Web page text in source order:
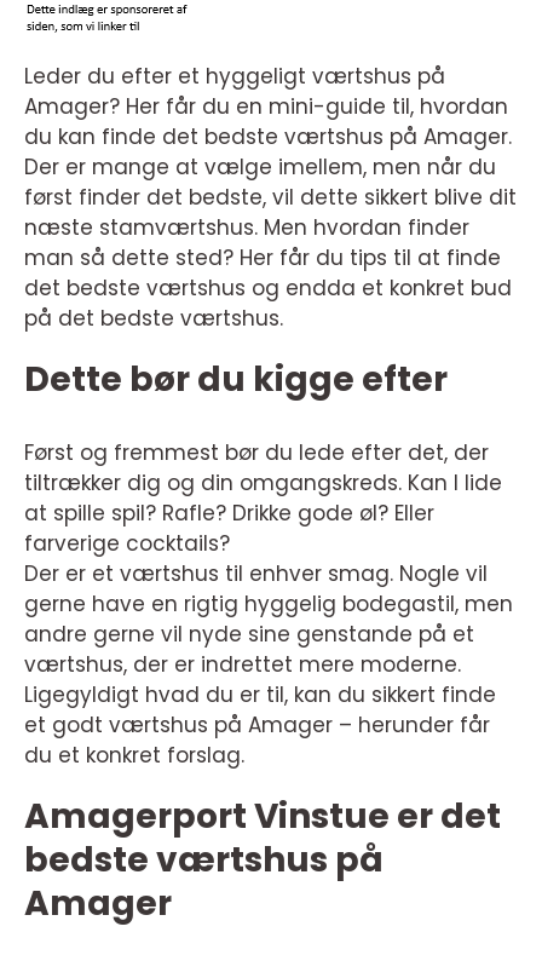
Leder du efter et hyggeligt værtshus på
Amager? Her får du en mini-guide til, hvordan
du kan finde det bedste værtshus på Amager.
Der er mange at vælge imellem, men når du
først finder det bedste, vil dette sikkert blive dit
næste stamværtshus. Men hvordan finder
man så dette sted? Her får du tips til at finde
det bedste værtshus og endda et konkret bud
på det bedste værtshus.
Dette bør du kigge efter
Først og fremmest bør du lede efter det, der
tiltrækker dig og din omgangskreds. Kan I lide
at spille spil? Rafle? Drikke gode øl? Eller
farverige cocktails?
Der er et værtshus til enhver smag. Nogle vil
gerne have en rigtig hyggelig bodegastil, men
andre gerne vil nyde sine genstande på et
værtshus, der er indrettet mere moderne.
Ligegyldigt hvad du er til, kan du sikkert finde
et godt værtshus på Amager – herunder får
du et konkret forslag.
Amagerport Vinstue er det
bedste værtshus på
Amager